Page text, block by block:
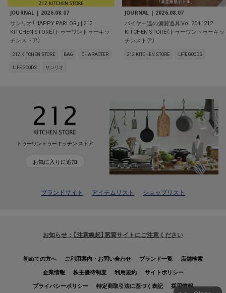
JOURNAL | 2026.08.07
サンリオ「HAPPY PARLOR」 | 212
KITCHEN STORE（トゥーワントゥーキッ
チンストア）
212 KITCHEN STORE BAG
CHARACTER
LIFE GOODS
サンリオ
JOURNAL | 2026.08.07
バイヤー達の偏愛道具 Vol.204 | 212
KITCHEN STORE（トゥーワントゥーキッ
チンストア）
212 KITCHEN STORE LIFE GOODS
トゥーワントゥーキッチン ストア
お気に入りに追加
ブランドサイト アイテムリスト ショップリスト
お知らせ：【注意喚起】悪質サイトにご注意ください
初めての方へ ご利用案内・お問い合わせ ブランド一覧
店舗検索
企業情報
株主優待制度 利用規約
サイトポリシー
プライバシーポリシー
特定商取引法に基づく表記 採用情報